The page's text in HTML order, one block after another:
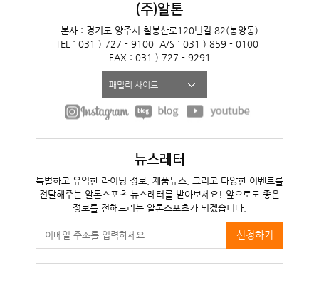
(주)알톤
본사 : 경기도 양주시 칠봉산로120번길 82(봉양동)
TEL : 031 ) 727 - 9100
A/S : 031 ) 859 - 0100
FAX : 031 ) 727 - 9291
패밀리 사이트
뉴스레터
특별하고 유익한 라이딩 정보, 제품뉴스, 그리고 다양한 이벤트를
전달해주는 알톤스포츠 뉴스레터를 받아보세요! 앞으로도 좋은
정보를 전해드리는 알톤스포츠가 되겠습니다.
신청하기